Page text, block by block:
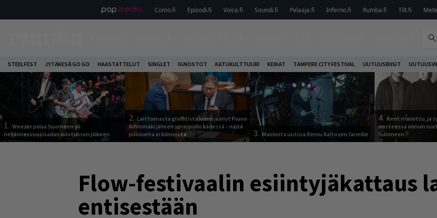
Como.fi Episodi.fi Voice.fi Soundi.fi Pelaaja.fi Inferno.fi Rumba.fi Tilt.fi
STEELFEST JYTÄKESÄ GO GO HAASTATTELUT SINGLET IGNOSTOT KATUKULTTUURI KEIKAT TAMPERE CITY FESTIVAL UUTUUSBIISIT
1. Weezer palaa Suomeen yli
neljännesvuosisadan odotuksen jälkeen
2. Laittomasta graffitista kiinni jäänyt Paavo
Arhinmäki jälleen spraypullo kädessä – näitä
puolueita ei kiinnosta
3.Mainioita uutisia Remu Aaltosen faneille
4. Kent mainittu, ja
nosteessa olevan
Suomeen
Flow-festivaalin esiintyjäkattaus
entisestään